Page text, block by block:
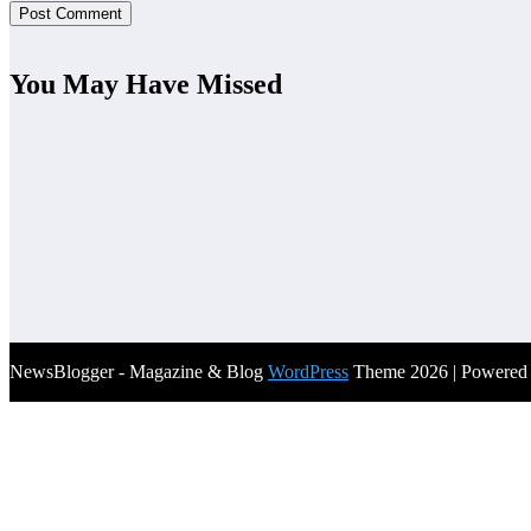
You May Have Missed
NewsBlogger - Magazine & Blog WordPress Theme 2026 |